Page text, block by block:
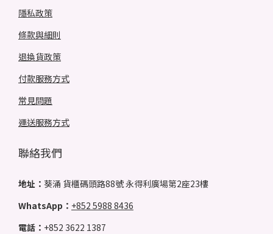
隱私政策
條款與細則
退換貨政策
付款服務方式
常見問題
運送服務方式
聯絡我們
地址： 葵涌 貨櫃碼頭路88號 永得利廣場第2座23樓
WhatsApp： +852 5988 8436
電話： +852 3622 1387